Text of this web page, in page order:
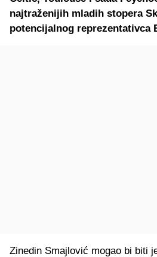
najtraženijih mladih stopera
potencijalnog reprezentativca
Zinedin Smajlović mogao bi biti